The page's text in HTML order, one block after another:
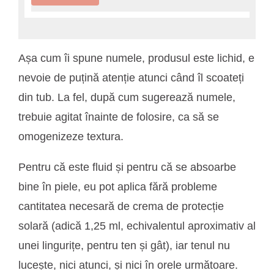
Așa cum îi spune numele, produsul este lichid, e
nevoie de puțină atenție atunci când îl scoateți
din tub. La fel, după cum sugerează numele,
trebuie agitat înainte de folosire, ca să se
omogenizeze textura.
Pentru că este fluid și pentru că se absoarbe
bine în piele, eu pot aplica fără probleme
cantitatea necesară de crema de protecție
solară (adică 1,25 ml, echivalentul aproximativ al
unei lingurițe, pentru ten și gât), iar tenul nu
lucește, nici atunci, și nici în orele următoare.